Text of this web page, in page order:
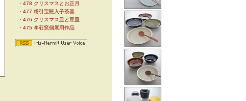
・ 478 クリスマスとお正月
・ 477 粉引宝瓶入子茶器
・ 476 クリスマス皿と豆皿
・ 475 李荘窯個展用作品